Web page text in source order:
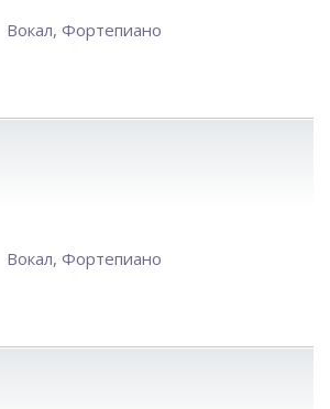
Вокал, Фортепиано
Вокал, Фортепиано